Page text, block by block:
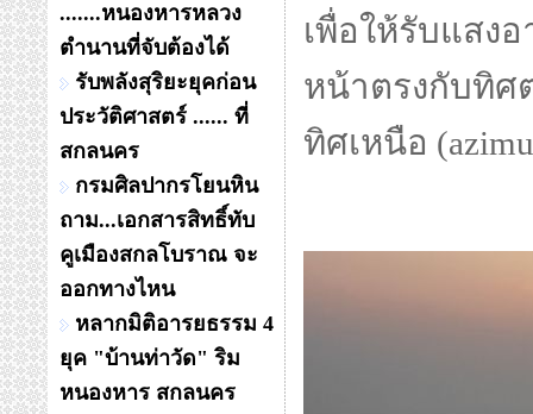
.......หนองหารหลวง
ตำนานที่จับต้องได้
รับพลังสุริยะยุคก่อน
ประวัติศาสตร์ ...... ที่
สกลนคร
กรมศิลปากรโยนหิน
ถาม...เอกสารสิทธิ์ทับ
คูเมืองสกลโบราณ จะ
ออกทางไหน
หลากมิติอารยธรรม 4
ยุค "บ้านท่าวัด" ริม
หนองหาร สกลนคร
เพื่อให้รับแสง
หน้าตรงกับทิศ
ทิศเหนือ